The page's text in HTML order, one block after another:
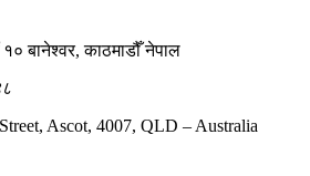
१० बानेश्वर, काठमाडौँ नेपाल
Ascot, 4007, QLD – Australia